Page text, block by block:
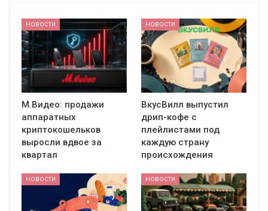
НОВОСТИ
М.Видео: продажи
аппаратных
криптокошельков
выросли вдвое за
квартал
НОВОСТИ
ВкусВилл выпустил
дрип-кофе с
плейлистами под
каждую страну
происхождения
НОВОСТИ НОВОСТИ